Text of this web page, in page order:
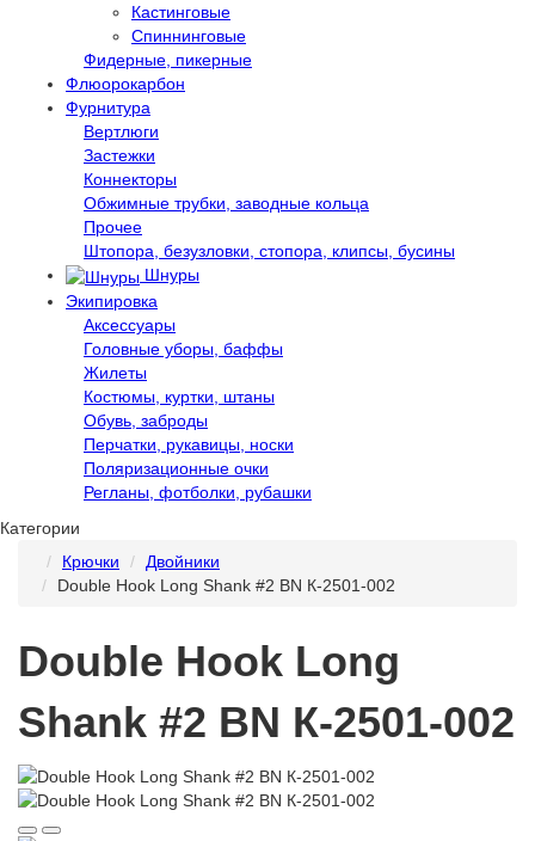
Кастинговые
Спиннинговые
Фидерные, пикерные
Флюорокарбон
Фурнитура
Вертлюги
Застежки
Коннекторы
Обжимные трубки, заводные кольца
Прочее
Штопора, безузловки, стопора, клипсы, бусины
Шнуры
Экипировка
Аксессуары
Головные уборы, баффы
Жилеты
Костюмы, куртки, штаны
Обувь, заброды
Перчатки, рукавицы, носки
Поляризационные очки
Регланы, фотболки, рубашки
Категории
Крючки
Двойники
Double Hook Long Shank #2 BN К-2501-002
Double Hook Long
Shank #2 BN К-2501-002